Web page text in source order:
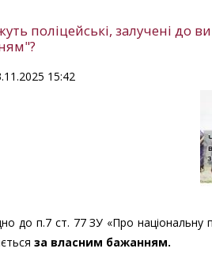
поліцейські, залучені до
15:42
до п.7 ст. 77 ЗУ «Про національну
за власним бажанням.